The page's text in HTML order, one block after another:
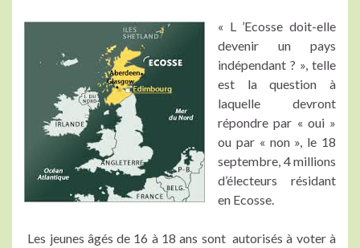
« L ’Ecosse doit-elle
devenir un pays
indépendant ? », telle
est la question à
laquelle devront
répondre par « oui »
ou par « non », le 18
septembre, 4 millions
d’électeurs résidant
en Ecosse.
Les jeunes âgés de 16 à 18 ans sont autorisés à voter à